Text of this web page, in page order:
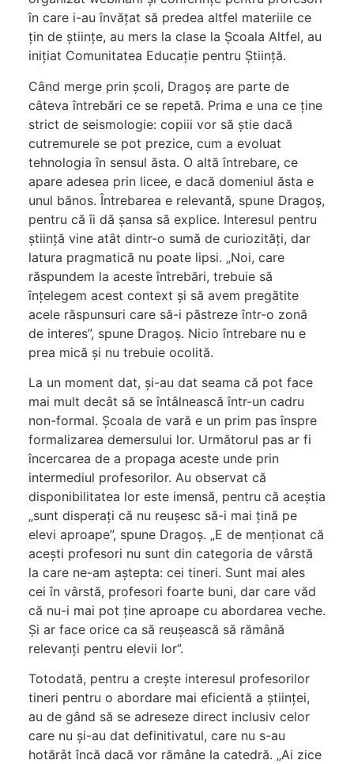
în care i-au învățat să predea altfel materiile ce
țin de științe, au mers la clase la Școala Altfel, au
inițiat Comunitatea Educație pentru Știință.
Când merge prin școli, Dragoș are parte de
câteva întrebări ce se repetă. Prima e una ce ține
strict de seismologie: copiii vor să știe dacă
cutremurele se pot prezice, cum a evoluat
tehnologia în sensul ăsta. O altă întrebare, ce
apare adesea prin licee, e dacă domeniul ăsta e
unul bănos. Întrebarea e relevantă, spune Dragoș,
pentru că îi dă șansa să explice. Interesul pentru
știință vine atât dintr-o sumă de curiozități, dar
latura pragmatică nu poate lipsi. „Noi, care
răspundem la aceste întrebări, trebuie să
înțelegem acest context și să avem pregătite
acele răspunsuri care să-i păstreze într-o zonă
de interes”, spune Dragoș. Nicio întrebare nu e
prea mică și nu trebuie ocolită.
La un moment dat, și-au dat seama că pot face
mai mult decât să se întâlnească într-un cadru
non-formal. Școala de vară e un prim pas înspre
formalizarea demersului lor. Următorul pas ar fi
încercarea de a propaga aceste unde prin
intermediul profesorilor. Au observat că
disponibilitatea lor este imensă, pentru că aceștia
„sunt disperați că nu reușesc să-i mai țină pe
elevi aproape”, spune Dragoș. „E de menționat că
acești profesori nu sunt din categoria de vârstă
la care ne-am aștepta: cei tineri. Sunt mai ales
cei în vârstă, profesori foarte buni, dar care văd
că nu-i mai pot ține aproape cu abordarea veche.
Și ar face orice ca să reușească să rămână
relevanți pentru elevii lor”.
Totodată, pentru a crește interesul profesorilor
tineri pentru o abordare mai eficientă a științei,
au de gând să se adreseze direct inclusiv celor
care nu și-au dat definitivatul, care nu s-au
hotărât încă dacă vor rămâne la catedră. „Ai zice